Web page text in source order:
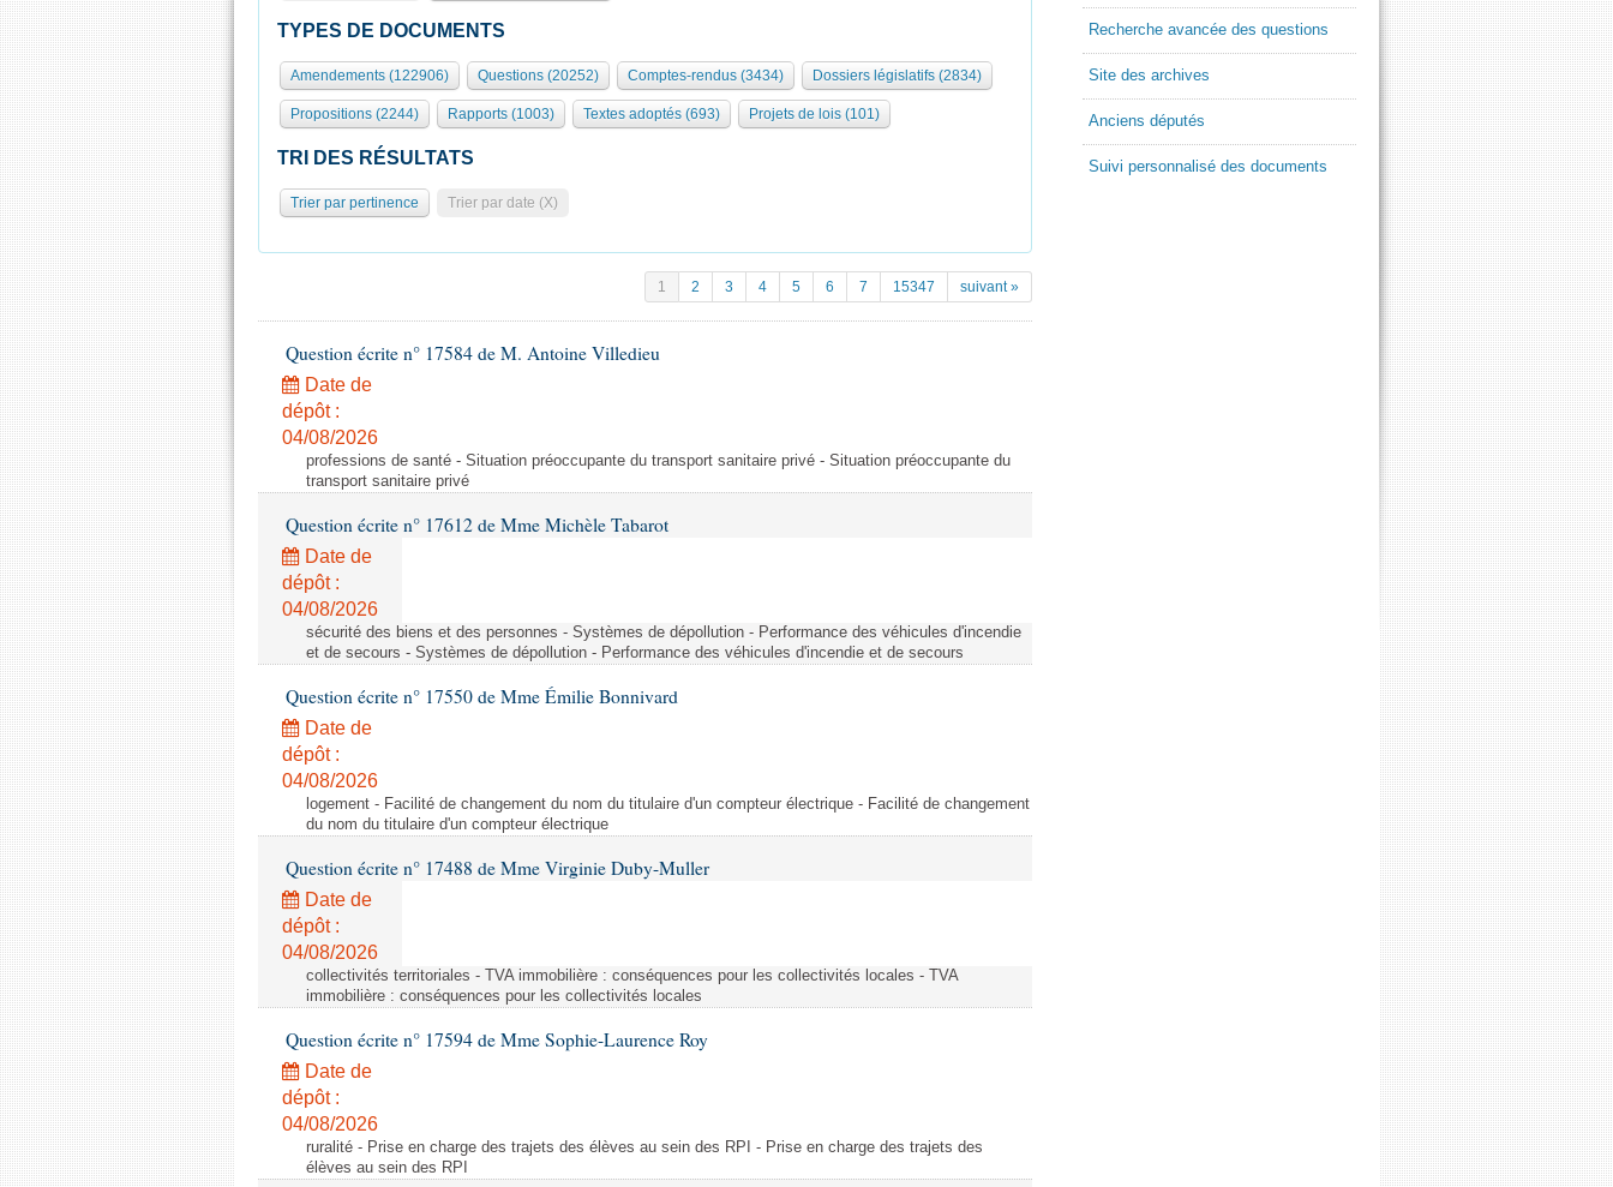
TYPES DE DOCUMENTS
Amendements (122906) Questions (20252) Comptes-rendus (3434) Dossiers législatifs (2834)
Propositions (2244) Rapports (1003) Textes adoptés (693) Projets de lois (101)
TRI DES RÉSULTATS
Trier par pertinence Trier par date (X)
1 2 3 4 5 6 7 15347 suivant »
Question écrite n° 17584 de M. Antoine Villedieu
Date de
dépôt :
04/08/2026
professions de santé - Situation préoccupante du transport sanitaire privé - Situation préoccupante du
transport sanitaire privé
Question écrite n° 17612 de Mme Michèle Tabarot
Date de
dépôt :
04/08/2026
sécurité des biens et des personnes - Systèmes de dépollution - Performance des véhicules d'incendie
et de secours - Systèmes de dépollution - Performance des véhicules d'incendie et de secours
Question écrite n° 17550 de Mme Émilie Bonnivard
Date de
dépôt :
04/08/2026
logement - Facilité de changement du nom du titulaire d'un compteur électrique - Facilité de changement
du nom du titulaire d'un compteur électrique
Question écrite n° 17488 de Mme Virginie Duby-Muller
Date de
dépôt :
04/08/2026
collectivités territoriales - TVA immobilière : conséquences pour les collectivités locales - TVA
immobilière : conséquences pour les collectivités locales
Question écrite n° 17594 de Mme Sophie-Laurence Roy
Date de
dépôt :
04/08/2026
ruralité - Prise en charge des trajets des élèves au sein des RPI - Prise en charge des trajets des
élèves au sein des RPI
Recherche avancée des questions
Site des archives
Anciens députés
Suivi personnalisé des documents